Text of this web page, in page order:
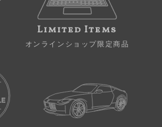
Limited Items
オンラインショップ限定商品